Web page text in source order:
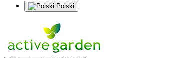
Polski